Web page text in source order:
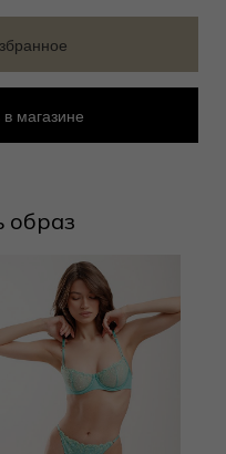
образ
магазине